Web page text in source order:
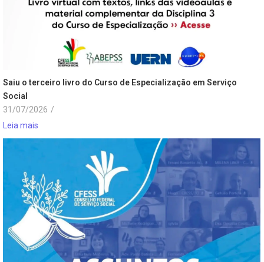
Saiu o terceiro livro do Curso de Especialização em Serviço
Social
31/07/2026 /
Leia mais